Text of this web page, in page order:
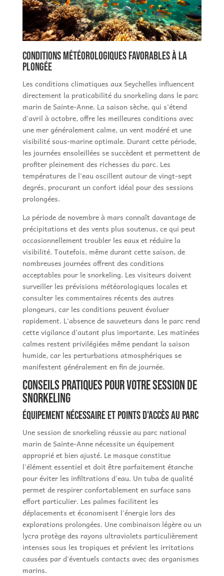
Conditions météorologiques favorables à la
plongée
Les conditions climatiques aux Seychelles influencent
directement la praticabilité du snorkeling dans le parc
marin de Sainte-Anne. La saison sèche, qui s'étend
d'avril à octobre, offre les meilleures conditions avec
une mer généralement calme, un vent modéré et une
visibilité sous-marine optimale. Durant cette période,
les journées ensoleillées se succèdent et permettent de
profiter pleinement des richesses du parc. Les
températures de l'eau oscillent autour de vingt-sept
degrés, procurant un confort idéal pour des sessions
prolongées.
La période de novembre à mars connaît davantage de
précipitations et des vents plus soutenus, ce qui peut
occasionnellement troubler les eaux et réduire la
visibilité. Toutefois, même durant cette saison, de
nombreuses journées offrent des conditions
acceptables pour le snorkeling. Les visiteurs doivent
surveiller les prévisions météorologiques locales et
consulter les commentaires récents des autres
plongeurs, car les conditions peuvent évoluer
rapidement. L'absence de sauveteurs dans le parc rend
cette vigilance d'autant plus importante. Les matinées
calmes restent privilégiées même pendant la saison
humide, car les perturbations atmosphériques se
manifestent généralement en fin de journée.
Conseils pratiques pour votre session de
snorkeling
Équipement nécessaire et points d'accès au parc
Une session de snorkeling réussie au parc national
marin de Sainte-Anne nécessite un équipement
approprié et bien ajusté. Le masque constitue
l'élément essentiel et doit être parfaitement étanche
pour éviter les infiltrations d'eau. Un tuba de qualité
permet de respirer confortablement en surface sans
effort particulier. Les palmes facilitent les
déplacements et économisent l'énergie lors des
explorations prolongées. Une combinaison légère ou un
lycra protège des rayons ultraviolets particulièrement
intenses sous les tropiques et prévient les irritations
causées par d'éventuels contacts avec des organismes
marins.